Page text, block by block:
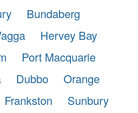
Bundaberg
Hervey Bay
Port Macquarie
Dubbo
Orange
Frankston
Sunbury